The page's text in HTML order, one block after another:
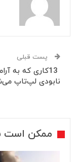
پست قبلی
13کاری که به
نابودی لپ‌تاپ
ممکن است